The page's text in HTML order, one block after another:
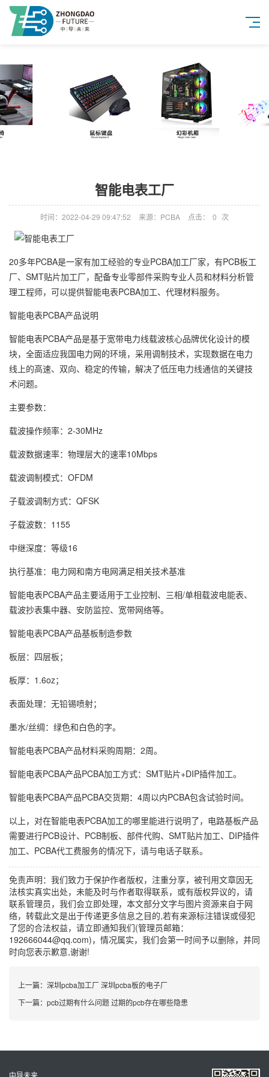
智能电表工厂
时间：2022-04-29 09:47:52 来源：PCBA 点击： 0 次
20多年PCBA是一家有加工经验的专业PCBA加工厂家，有PCB板工
厂、SMT贴片加工厂，配备专业零部件采购专业人员和材料分析管
理工程师，可以提供智能电表PCBA加工、代理材料服务。
智能电表PCBA产品说明
智能电表PCBA产品是基于宽带电力线载波核心品牌优化设计的模
块，全面适应我国电力网的环境，采用调制技术，实现数据在电力
线上的高速、双向、稳定的传输，解决了低压电力线通信的关键技
术问题。
主要参数：
载波操作频率：2-30MHz
载波数据速率：物理层大的速率10Mbps
载波调制模式：OFDM
子载波调制方式：QFSK
子载波数：1155
中继深度：等级16
执行基准：电力网和南方电网满足相关技术基准
智能电表PCBA产品主要适用于工业控制、三相/单相载波电能表、
载波抄表集中器、安防监控、宽带网络等。
智能电表PCBA产品基板制造参数
板层：四层板；
板厚：1.6oz；
表面处理：无铅锡喷射；
墨水/丝绸：绿色和白色的字。
智能电表PCBA产品材料采购周期：2周。
智能电表PCBA产品PCBA加工方式：SMT贴片+DIP插件加工。
智能电表PCBA产品PCBA交货期：4周以内PCBA包含试验时间。
以上，对在智能电表PCBA加工的哪里能进行说明了，电路基板产品
需要进行PCB设计、PCB制板、部件代购、SMT贴片加工、DIP插件
加工、PCBA代工费服务的情况下，请与电话子联系。
免责声明：我们致力于保护作者版权，注重分享，被刊用文章因无
法核实真实出处，未能及时与作者取得联系，或有版权异议的，请
联系管理员，我们会立即处理，本文部分文字与图片资源来自于网
络，转载此文是出于传递更多信息之目的,若有来源标注错误或侵犯
了您的合法权益，请立即通知我们(管理员邮箱：
192666044@qq.com)，情况属实，我们会第一时间予以删除，并同
时向您表示歉意,谢谢!
上一篇： 深圳pcba加工厂 深圳pcba板的电子厂
下一篇： pcb过期有什么问题 过期的pcb存在哪些隐患
中导未来